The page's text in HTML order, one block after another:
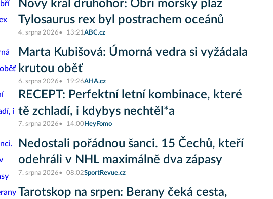
Nový král druhohor: Obří mořský plaz
Tylosaurus rex byl postrachem oceánů
4. srpna 2026 13:21ABC.cz
Marta Kubišová: Úmorná vedra si vyžádala
krutou oběť
6. srpna 2026 19:26AHA.cz
RECEPT: Perfektní letní kombinace, které
tě zchladí, i kdybys nechtěl*a
7. srpna 2026 14:00 HeyFomo
Nedostali pořádnou šanci. 15 Čechů, kteří
odehráli v NHL maximálně dva zápasy
7. srpna 2026 08:02SportRevue.cz
Tarotskop na srpen: Berany čeká cesta,